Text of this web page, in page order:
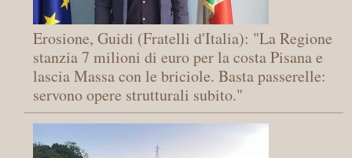
Erosione, Guidi (Fratelli d'Italia): "La Regione
stanzia 7 milioni di euro per la costa Pisana e
lascia Massa con le briciole. Basta passerelle:
servono opere strutturali subito."